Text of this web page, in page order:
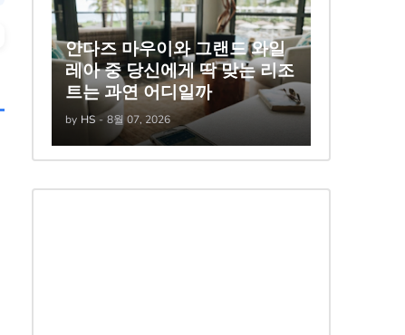
안다즈 마우이와 그랜드 와일
레아 중 당신에게 딱 맞는 리조
트는 과연 어디일까
by HS - 8월 07, 2026